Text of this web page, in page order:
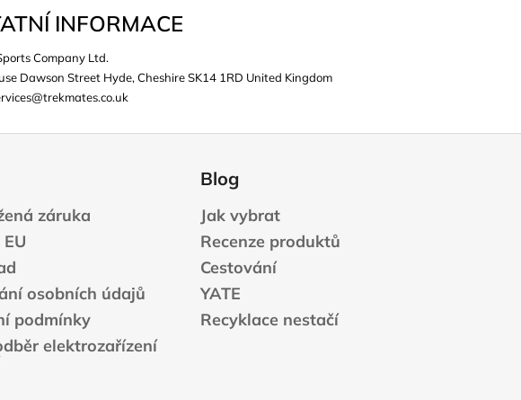
INFORMACE
Company Ltd.
Dawson Street Hyde, Cheshire SK14 1RD United Kingdom
záruka
osobních údajů
podmínky
elektrozařízení
Blog
Jak vybrat
Recenze produktů
Cestování
YATE
Recyklace nestačí